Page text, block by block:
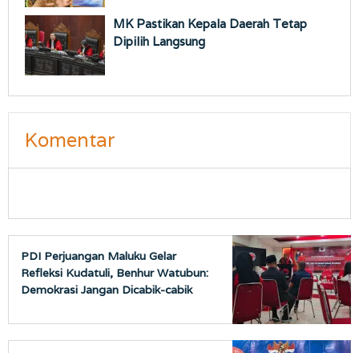
MK Pastikan Kepala Daerah Tetap
Dipilih Langsung
Komentar
PDI Perjuangan Maluku Gelar
Refleksi Kudatuli, Benhur Watubun:
Demokrasi Jangan Dicabik-cabik